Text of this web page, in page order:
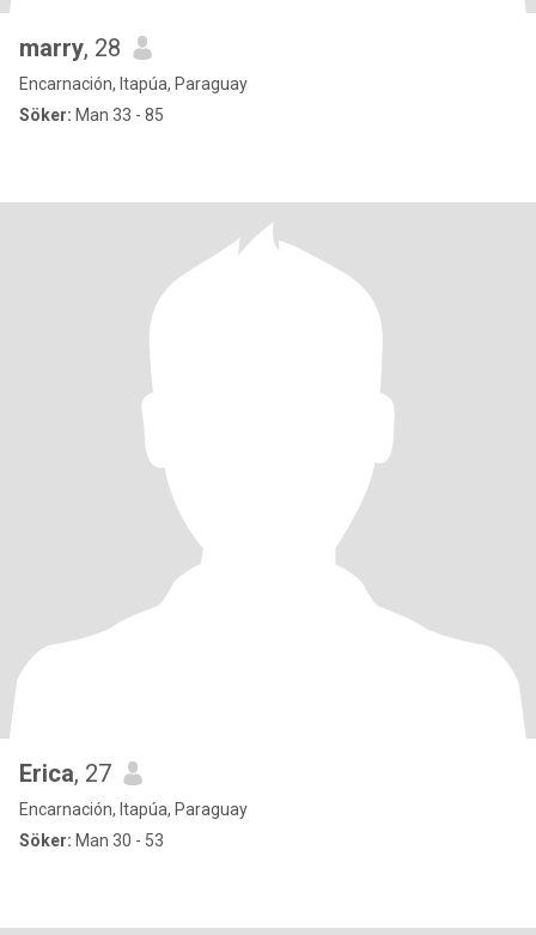
marry, 28
Encarnación, Itapúa, Paraguay
Söker: Man 33 - 85
Erica, 27
Encarnación, Itapúa, Paraguay
Söker: Man 30 - 53